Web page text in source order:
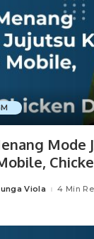
Mode
Viola 4 Min